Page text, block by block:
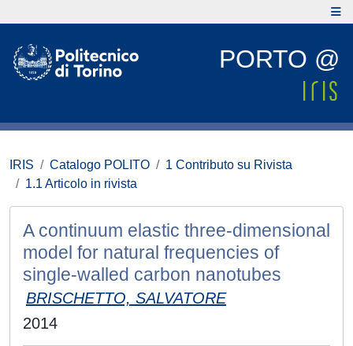
PORTO @
IRIS Catalogo POLITO
1 Contributo su Rivista
1.1 Articolo in rivista
A continuum elastic three-dimensional
model for natural frequencies of
single-walled carbon nanotubes
BRISCHETTO, SALVATORE
2014